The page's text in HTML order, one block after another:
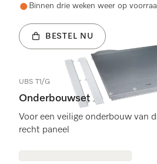
Binnen drie weken weer op
BESTEL NU
UBS T1/G
Onderbouwset
Voor een veilige onderbouw van
recht paneel